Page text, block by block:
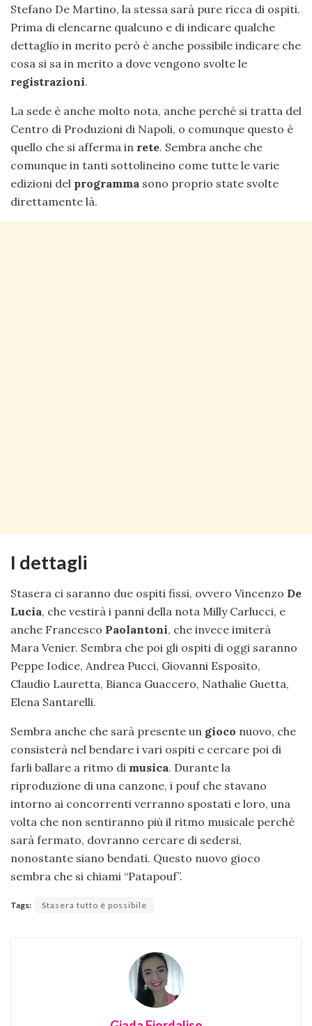
Stefano De Martino, la stessa sarà pure ricca di ospiti.
Prima di elencarne qualcuno e di indicare qualche
dettaglio in merito però è anche possibile indicare che
cosa si sa in merito a dove vengono svolte le
registrazioni.
La sede è anche molto nota, anche perché si tratta del
Centro di Produzioni di Napoli, o comunque questo è
quello che si afferma in rete. Sembra anche che
comunque in tanti sottolineino come tutte le varie
edizioni del programma sono proprio state svolte
direttamente là.
I dettagli
Stasera ci saranno due ospiti fissi, ovvero Vincenzo De
Lucia, che vestirà i panni della nota Milly Carlucci, e
anche Francesco Paolantoni, che invece imiterà
Mara Venier. Sembra che poi gli ospiti di oggi saranno
Peppe Iodice, Andrea Pucci, Giovanni Esposito,
Claudio Lauretta, Bianca Guaccero, Nathalie Guetta,
Elena Santarelli.
Sembra anche che sarà presente un gioco nuovo, che
consisterà nel bendare i vari ospiti e cercare poi di
farli ballare a ritmo di musica. Durante la
riproduzione di una canzone, i pouf che stavano
intorno ai concorrenti verranno spostati e loro, una
volta che non sentiranno più il ritmo musicale perché
sarà fermato, dovranno cercare di sedersi,
nonostante siano bendati. Questo nuovo gioco
sembra che si chiami “Patapouf”.
Tags: Stasera tutto è possibile